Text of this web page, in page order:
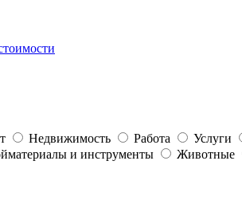
Недвижимость Работа Услуги
и инструменты Животные